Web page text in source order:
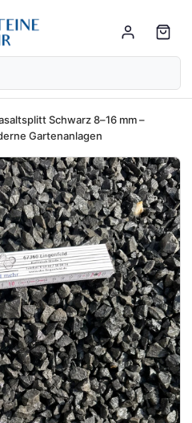
Schwarz 8–16 mm –
Gartenanlagen